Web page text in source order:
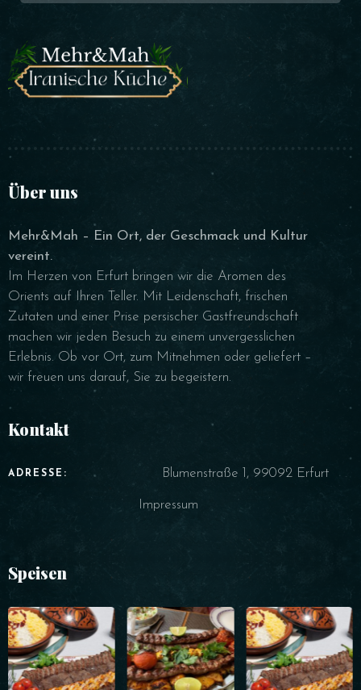
Über uns
Mehr&Mah – Ein Ort, der Geschmack und Kultur
vereint.
Im Herzen von Erfurt bringen wir die Aromen des
Orients auf Ihren Teller. Mit Leidenschaft, frischen
Zutaten und einer Prise persischer Gastfreundschaft
machen wir jeden Besuch zu einem unvergesslichen
Erlebnis. Ob vor Ort, zum Mitnehmen oder geliefert –
wir freuen uns darauf, Sie zu begeistern.
Kontakt
ADRESSE: Blumenstraße 1, 99092 Erfurt
Impressum
Speisen